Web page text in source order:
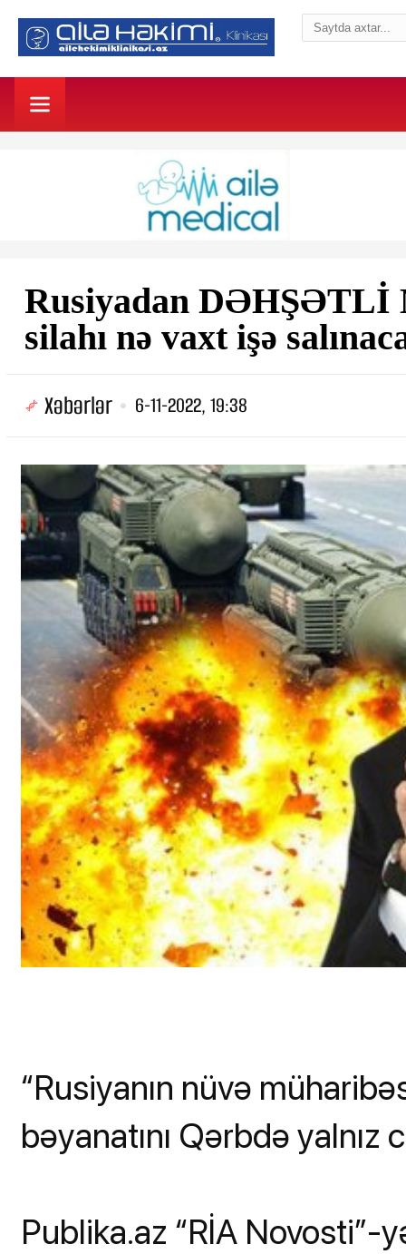
Rusiyadan DƏHŞƏTLİ
silahı nə vaxt işə
Xəbərlər 6-11-2022, 19:38
“Rusiyanın nüvə
bəyanatını Qərbdə yalnız
Publika.az “RİA Novosti”-